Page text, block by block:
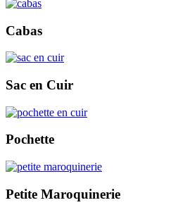
Cabas
Sac en Cuir
Pochette
Petite Maroquinerie